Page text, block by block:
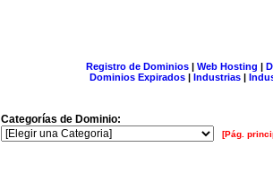
Registro de Dominios| Web Hosting |
Dominios Expirados | Industrias |
Categorías de Dominio:
[Pág.